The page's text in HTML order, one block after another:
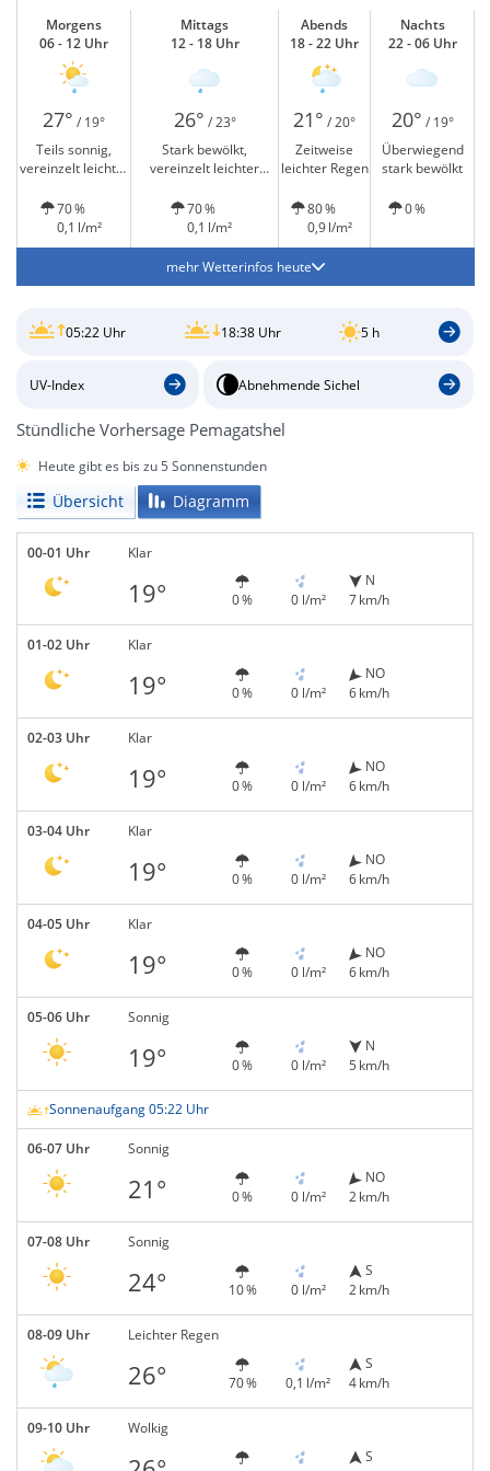
Morgens
06 - 12 Uhr
Mittags
12 - 18 Uhr
Abends
18 - 22 Uhr
Nachts
22 - 06 Uhr
27° / 19° 26° / 23° 21° / 20° 20° / 19°
Teils sonnig,
vereinzelt leichter
Stark bewölkt,
vereinzelt leichter
Zeitweise
leichter Regen
Überwiegend
stark bewölkt
70 %
0,1 l/m²
70 %
0,1 l/m²
80 %
0,9 l/m²
0 %
mehr Wetterinfos heute
05:22 Uhr 18:38 Uhr 5 h
UV-Index Abnehmende Sichel
Stündliche Vorhersage Pemagatshel
Heute gibt es bis zu 5 Sonnenstunden
Übersicht Diagramm
00-01 Uhr Klar
19° 0 % 0 l/m²
N
7 km/h
01-02 Uhr Klar
19° 0 % 0 l/m²
NO
6 km/h
02-03 Uhr Klar
19° 0 % 0 l/m²
NO
6 km/h
03-04 Uhr Klar
19° 0 % 0 l/m²
NO
6 km/h
04-05 Uhr Klar
19° 0 % 0 l/m²
NO
6 km/h
05-06 Uhr Sonnig
19° 0 % 0 l/m²
N
5 km/h
Sonnenaufgang 05:22 Uhr
06-07 Uhr Sonnig
21° 0 % 0 l/m²
NO
2 km/h
07-08 Uhr Sonnig
24° 10 % 0 l/m²
S
2 km/h
08-09 Uhr Leichter Regen
26° 70 % 0,1 l/m²
S
4 km/h
09-10 Uhr Wolkig
S